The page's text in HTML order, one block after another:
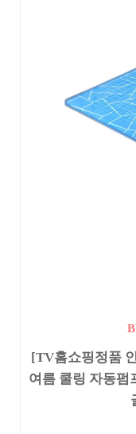
[TV홈쇼핑정품
여름 쿨링 자동펌